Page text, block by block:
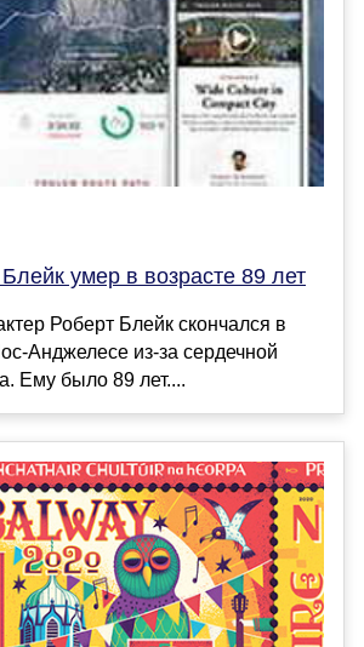
умер в возрасте 89 лет
Роберт Блейк скончался в
Анджелесе из-за сердечной
Ему было 89 лет....